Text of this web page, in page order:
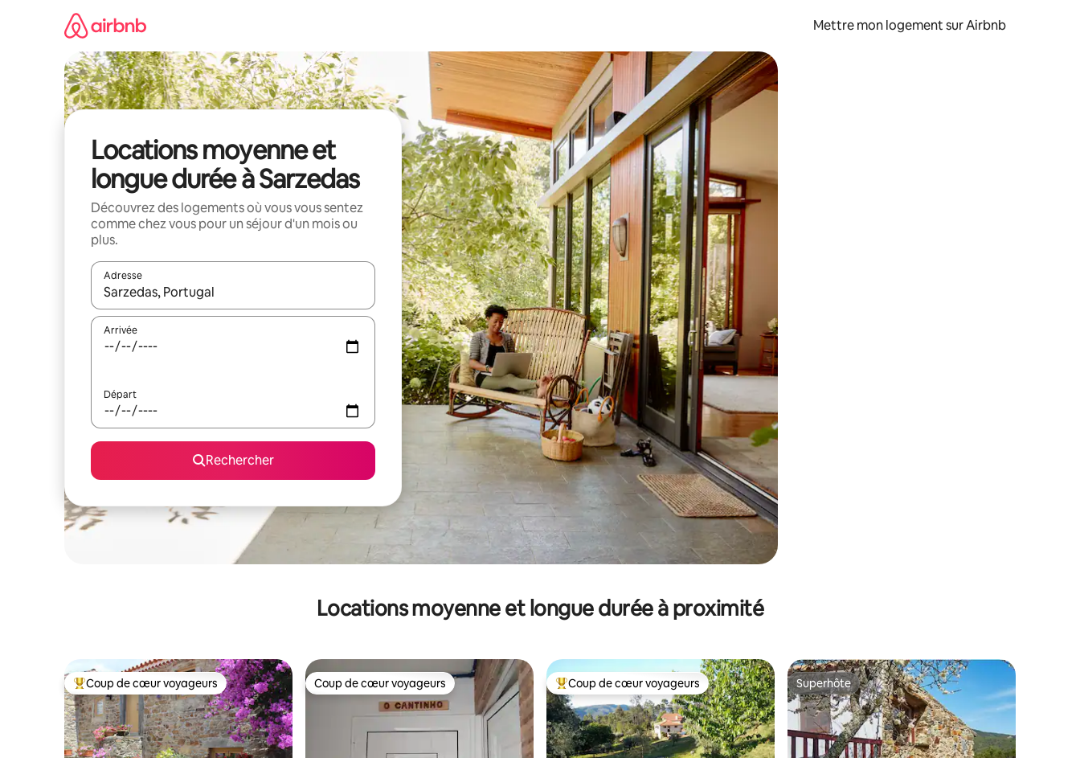
Mettre mon logement sur Airbnb
Locations moyenne et
longue durée à Sarzedas
Découvrez des logements où vous vous sentez
comme chez vous pour un séjour d'un mois ou
plus.
Adresse
Lorsque les résultats s'affichent, utilisez les flèches vers le haut et vers le bas pour les parcourir ou en appuyant et en faisant glisser.
Arrivée
Départ
Rechercher
Locations moyenne et longue durée à proximité
Coups de cœur voyageurs les plus appréciés
Coup de cœur voyageurs Coup de cœur voyageurs
Coup de cœur voyageurs Coups de cœur voyageurs les plus appréciés
Coup de cœur voyageurs Superhôte
Superhôte